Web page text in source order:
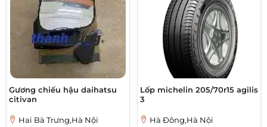
Gương chiếu hậu daihatsu
citivan
Hai Bà Trưng,Hà Nội
Lốp michelin 205/70r15 agilis
3
Hà Đông,Hà Nội